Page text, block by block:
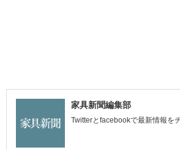
家具新聞編集部
Twitterとfacebookで最新情報を